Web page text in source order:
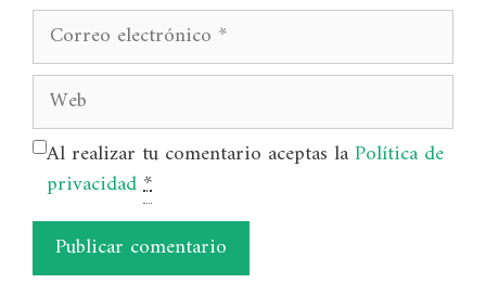
Correo
electrónico
Web
Al realizar tu comentario aceptas laPolítica de
privacidad*